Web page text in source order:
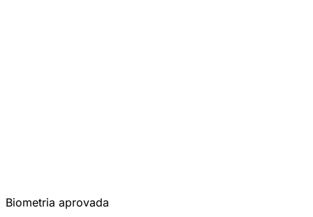
Biometria aprovada